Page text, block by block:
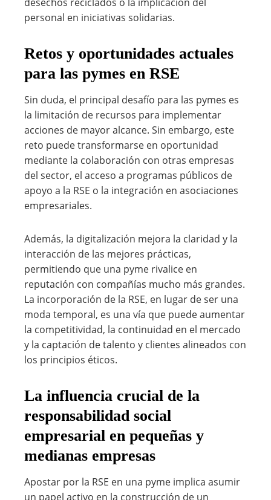
personal en iniciativas solidarias.
Retos y oportunidades actuales
para las pymes en RSE
Sin duda, el principal desafío para las pymes es
la limitación de recursos para implementar
acciones de mayor alcance. Sin embargo, este
reto puede transformarse en oportunidad
mediante la colaboración con otras empresas
del sector, el acceso a programas públicos de
apoyo a la RSE o la integración en asociaciones
empresariales.
Además, la digitalización mejora la claridad y la
interacción de las mejores prácticas,
permitiendo que una pyme rivalice en
reputación con compañías mucho más grandes.
La incorporación de la RSE, en lugar de ser una
moda temporal, es una vía que puede aumentar
la competitividad, la continuidad en el mercado
y la captación de talento y clientes alineados con
los principios éticos.
La influencia crucial de la
responsabilidad social
empresarial en pequeñas y
medianas empresas
Apostar por la RSE en una pyme implica asumir
un papel activo en la construcción de un